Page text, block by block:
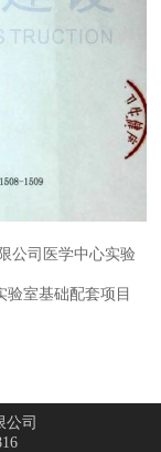
公司医学中心实验
验室基础配套项目
司